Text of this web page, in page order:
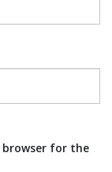
browser for the